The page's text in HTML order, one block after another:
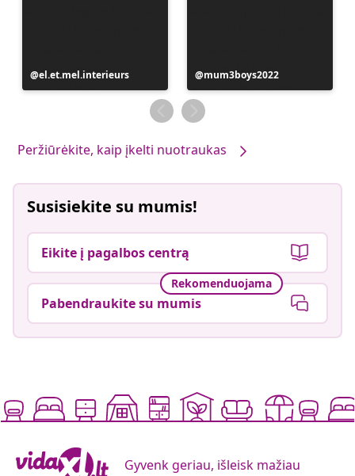
Įrašą
paskelbė
el.et.mel.interieurs
Įrašą
paskelbė
mum3boys2022
Peržiūrėkite, kaip įkelti nuotraukas
Susisiekite su mumis!
Eikite į pagalbos centrą
Rekomenduojama
Pabendraukite su mumis
Gyvenk geriau, išleisk mažiau